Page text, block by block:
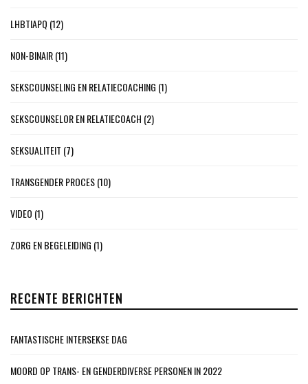
LHBTIAPQ (12)
NON-BINAIR(11)
SEKSCOUNSELING EN RELATIECOACHING (1)
SEKSCOUNSELOR EN RELATIECOACH (2)
SEKSUALITEIT (7)
TRANSGENDER PROCES(10)
VIDEO (1)
ZORG EN BEGELEIDING (1)
RECENTE BERICHTEN
FANTASTISCHE INTERSEKSE DAG
MOORD OP TRANS- EN GENDERDIVERSE PERSONEN IN 2022